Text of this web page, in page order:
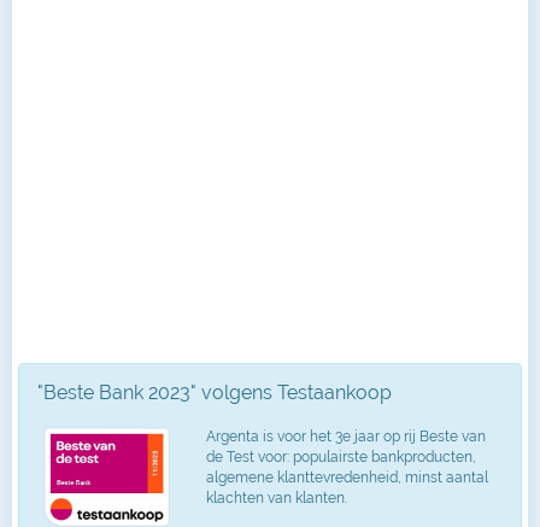
"Beste Bank 2023" volgens Testaankoop
Argenta is voor het 3e jaar op rij Beste van
de Test voor: populairste bankproducten,
algemene klanttevredenheid, minst aantal
klachten van klanten.